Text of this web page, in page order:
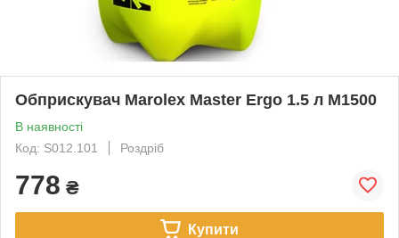
Обприскувач Marolex Master Ergo 1.5 л M1500
В наявності
Код: S012.101
Роздріб
778 ₴
Купити